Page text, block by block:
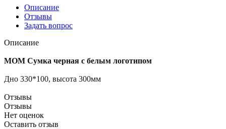
Описание
Отзывы
Задать вопрос
Описание
МОМ Сумка черная с белым логотипом
Дно 330*100, высота 300мм
Отзывы
Отзывы
Нет оценок
Оставить отзыв